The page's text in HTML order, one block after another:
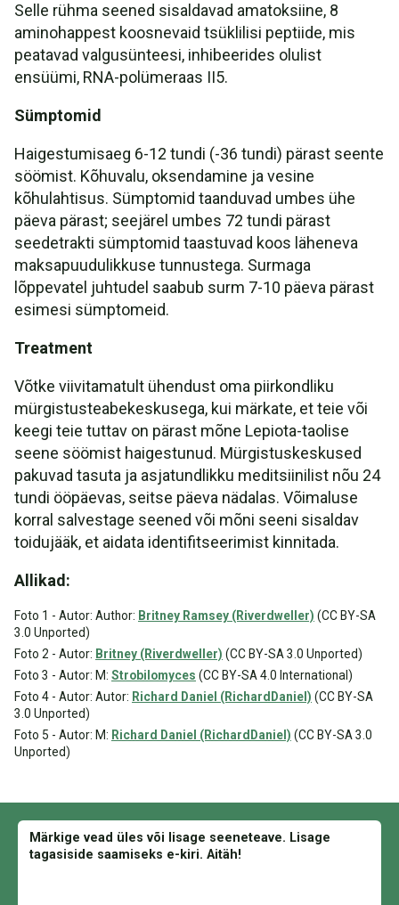
Selle rühma seened sisaldavad amatoksiine, 8
aminohappest koosnevaid tsüklilisi peptiide, mis
peatavad valgusünteesi, inhibeerides olulist
ensüümi, RNA-polümeraas II5.
Sümptomid
Haigestumisaeg 6-12 tundi (-36 tundi) pärast seente
söömist. Kõhuvalu, oksendamine ja vesine
kõhulahtisus. Sümptomid taanduvad umbes ühe
päeva pärast; seejärel umbes 72 tundi pärast
seedetrakti sümptomid taastuvad koos läheneva
maksapuudulikkuse tunnustega. Surmaga
lõppevatel juhtudel saabub surm 7-10 päeva pärast
esimesi sümptomeid.
Treatment
Võtke viivitamatult ühendust oma piirkondliku
mürgistusteabekeskusega, kui märkate, et teie või
keegi teie tuttav on pärast mõne Lepiota-taolise
seene söömist haigestunud. Mürgistuskeskused
pakuvad tasuta ja asjatundlikku meditsiinilist nõu 24
tundi ööpäevas, seitse päeva nädalas. Võimaluse
korral salvestage seened või mõni seeni sisaldav
toidujääk, et aidata identifitseerimist kinnitada.
Allikad:
Foto 1 - Autor: Author: Britney Ramsey (Riverdweller) (CC BY-SA
3.0 Unported)
Foto 2 - Autor: Britney (Riverdweller) (CC BY-SA 3.0 Unported)
Foto 3 - Autor: M: Strobilomyces (CC BY-SA 4.0 International)
Foto 4 - Autor: Autor: Richard Daniel (RichardDaniel) (CC BY-SA
3.0 Unported)
Foto 5 - Autor: M: Richard Daniel (RichardDaniel) (CC BY-SA 3.0
Unported)